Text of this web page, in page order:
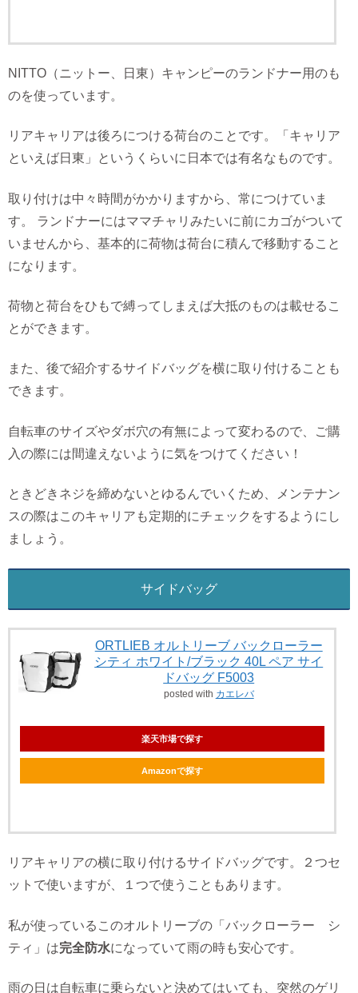
NITTO（ニットー、日東）キャンピーのランドナー用のも
のを使っています。
リアキャリアは後ろにつける荷台のことです。「キャリア
といえば日東」というくらいに日本では有名なものです。
取り付けは中々時間がかかりますから、常につけていま
す。 ランドナーにはママチャリみたいに前にカゴがついて
いませんから、基本的に荷物は荷台に積んで移動すること
になります。
荷物と荷台をひもで縛ってしまえば大抵のものは載せるこ
とができます。
また、後で紹介するサイドバッグを横に取り付けることも
できます。
自転車のサイズやダボ穴の有無によって変わるので、ご購
入の際には間違えないように気をつけてください！
ときどきネジを締めないとゆるんでいくため、メンテナン
スの際はこのキャリアも定期的にチェックをするようにし
ましょう。
サイドバッグ
ORTLIEB オルトリーブ バックローラー
シティ ホワイト/ブラック 40L ペア サイ
ドバッグ F5003
posted with カエレバ
楽天市場で探す
Amazonで探す
リアキャリアの横に取り付けるサイドバッグです。２つセ
ットで使いますが、１つで使うこともあります。
私が使っているこのオルトリーブの「バックローラー シ
ティ」は完全防水になっていて雨の時も安心です。
雨の日は自転車に乗らないと決めてはいても、突然のゲリ